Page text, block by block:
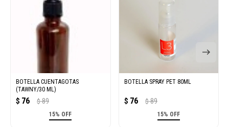
BOTELLA CUENTAGOTAS
(TAWNY/30 ML)
$ 76 $ 89
15% OFF
BOTELLA SPRAY PET 80ML
$ 76 $ 89
15% OFF